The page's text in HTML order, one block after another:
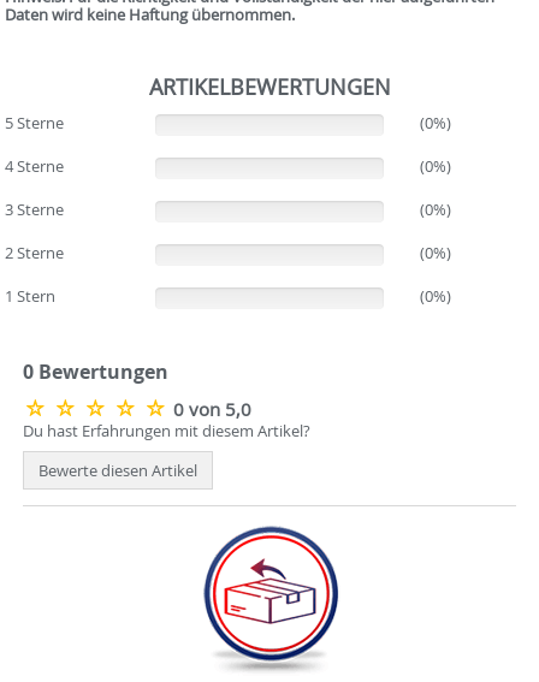
Daten wird keine Haftung übernommen.
ARTIKELBEWERTUNGEN
5 Sterne
(0%)
4 Sterne
(0%)
3 Sterne
(0%)
2 Sterne
(0%)
1 Stern
(0%)
0 Bewertungen
0 von 5,0
Du hast Erfahrungen mit diesem Artikel?
Bewerte diesen Artikel